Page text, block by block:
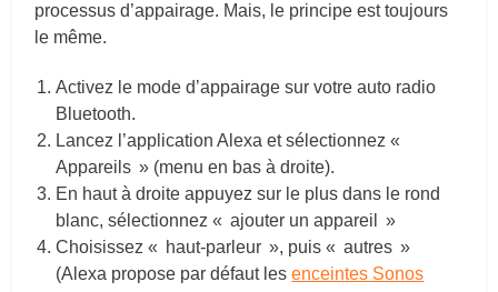
processus d’appairage. Mais, le principe est toujours
le même.
Activez le mode d’appairage sur votre auto radio
Bluetooth.
Lancez l’application Alexa et sélectionnez «
Appareils » (menu en bas à droite).
En haut à droite appuyez sur le plus dans le rond
blanc, sélectionnez « ajouter un appareil »
Choisissez « haut-parleur », puis « autres »
(Alexa propose par défaut lesenceintes Sonos